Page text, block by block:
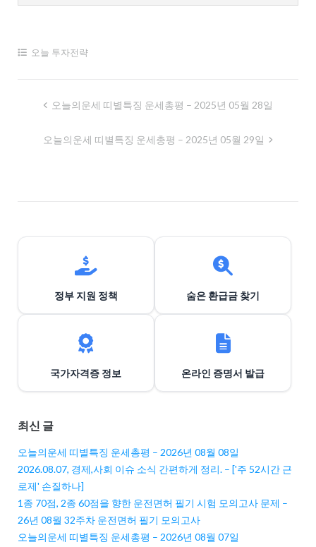
오늘 투자전략
오늘의운세 띠별특징 운세총평 – 2025년 05월 28일
오늘의운세 띠별특징 운세총평 – 2025년 05월 29일
정부 지원 정책 숨은 환급금 찾기
국가자격증 정보 온라인 증명서 발급
최신 글
오늘의운세 띠별특징 운세총평 – 2026년 08월 08일
2026.08.07, 경제,사회 이슈 소식 간편하게 정리. – ['주 52시간 근
로제' 손질하나]
1종 70점, 2종 60점을 향한 운전면허 필기 시험 모의고사 문제 –
26년 08월 32주차 운전면허 필기 모의고사
오늘의운세 띠별특징 운세총평 – 2026년 08월 07일